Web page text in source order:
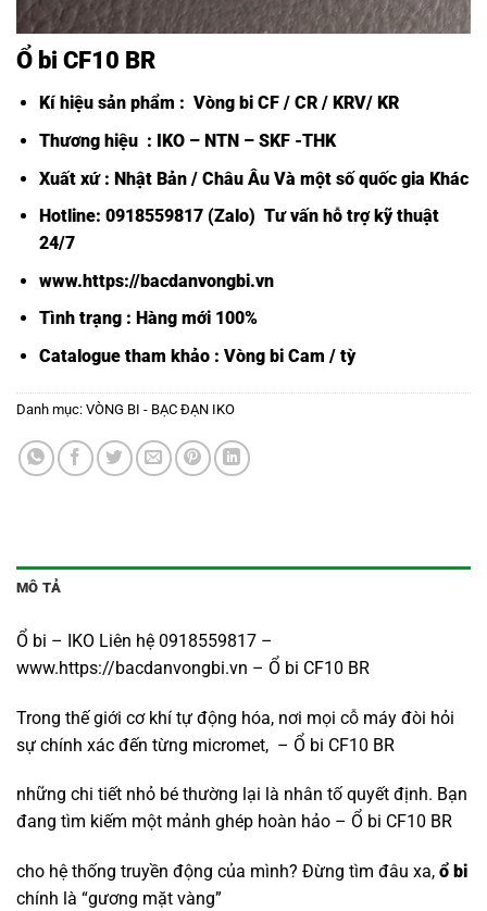
Ổ bi CF10 BR
Kí hiệu sản phẩm : Vòng bi CF / CR / KRV/ KR
Thương hiệu : IKO – NTN – SKF -THK
Xuất xứ : Nhật Bản / Châu Âu Và một số quốc gia Khác
Hotline: 0918559817 (Zalo) Tư vấn hỗ trợ kỹ thuật
24/7
www.https://bacdanvongbi.vn
Tình trạng : Hàng mới 100%
Catalogue tham khảo : Vòng bi Cam / tỳ
Danh mục: VÒNG BI - BẠC ĐẠN IKO
MÔ TẢ
Ổ bi – IKO Liên hệ 0918559817 –
www.https://bacdanvongbi.vn – Ổ bi CF10 BR
Trong thế giới cơ khí tự động hóa, nơi mọi cỗ máy đòi hỏi
sự chính xác đến từng micromet, – Ổ bi CF10 BR
những chi tiết nhỏ bé thường lại là nhân tố quyết định. Bạn
đang tìm kiếm một mảnh ghép hoàn hảo – Ổ bi CF10 BR
cho hệ thống truyền động của mình? Đừng tìm đâu xa, ổ bi
chính là “gương mặt vàng”